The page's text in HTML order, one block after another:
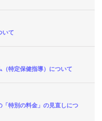
いて
特定保健指導）について
特別の料金」の見直しにつ